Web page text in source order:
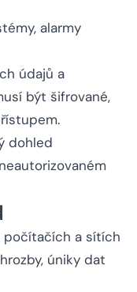
alarmy
údajů a
být šifrované,
dohled
počítačích a sítích
úniky dat